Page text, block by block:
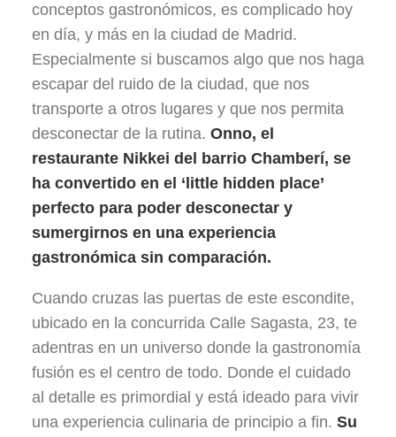
conceptos gastronómicos, es complicado hoy
en día, y más en la ciudad de Madrid.
Especialmente si buscamos algo que nos haga
escapar del ruido de la ciudad, que nos
transporte a otros lugares y que nos permita
desconectar de la rutina. Onno, el
restaurante Nikkei del barrio Chamberí, se
ha convertido en el ‘ little hidden place’
perfecto para poder desconectar y
sumergirnos en una experiencia
gastronómica sin comparación.
Cuando cruzas las puertas de este escondite,
ubicado en la concurrida Calle Sagasta, 23, te
adentras en un universo donde la gastronomía
fusión es el centro de todo. Donde el cuidado
al detalle es primordial y está ideado para vivir
una experiencia culinaria de principio a fin. Su